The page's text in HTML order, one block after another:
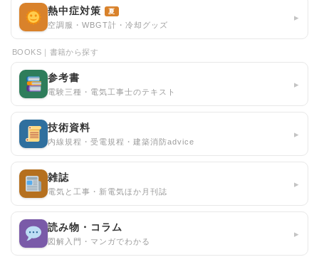
熱中症対策 夏
空調服・WBGT計・冷却グッズ
▸
BOOKS｜書籍から探す
参考書
電験三種・電気工事士のテキスト
▸
技術資料
内線規程・受電規程・建築消防advice
▸
雑誌
電気と工事・新電気ほか月刊誌
▸
読み物・コラム
図解入門・マンガでわかる
▸